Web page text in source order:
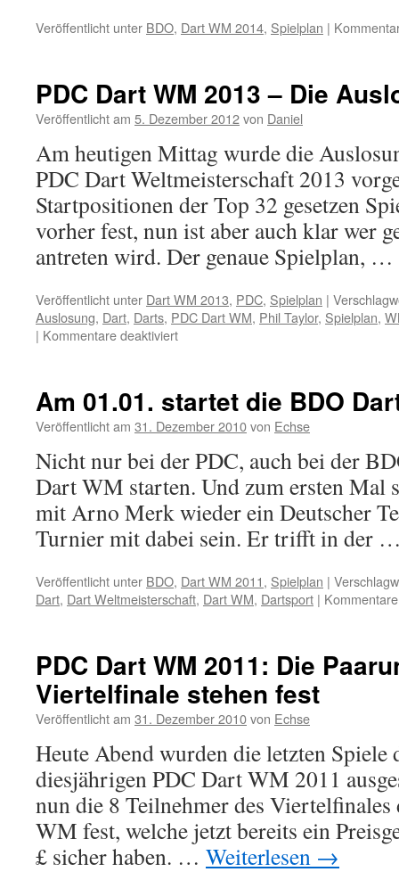
Veröffentlicht unter BDO, Dart WM 2014, Spielplan |
PDC Dart WM 2013 – Die
Veröffentlicht am 5. Dezember 2012von Daniel
Am heutigen Mittag wurde die
PDC Dart Weltmeisterschaft 2013
Startpositionen der Top 32 gesetzen
vorher fest, nun ist aber auch klar wer
antreten wird. Der genaue Spielplan, …
Veröffentlicht unter Dart WM 2013, PDC, Spielplan |
Auslosung, Dart, Darts, PDC Dart WM, Phil Taylor, Spielplan,
| Kommentare deaktiviertfür
2013
–
Auslosung
Am 01.01. startet die BDO
Veröffentlicht am 31. Dezember 2010von Echse
Nicht nur bei der PDC, auch bei der
Dart WM starten. Und zum ersten Mal
mit Arno Merk wieder ein Deutscher
Turnier mit dabei sein. Er trifft in der
Veröffentlicht unter BDO, Dart WM 2011, Spielplan |
Dart, Dart Weltmeisterschaft, Dart WM, Dartsport |
PDC Dart WM 2011: Die
Viertelfinale stehen fest
Veröffentlicht am 31. Dezember 2010von Echse
Heute Abend wurden die letzten Spiele
diesjährigen PDC Dart WM 2011
nun die 8 Teilnehmer des
WM fest, welche jetzt bereits ein
£ sicher haben. … Weiterlesen →